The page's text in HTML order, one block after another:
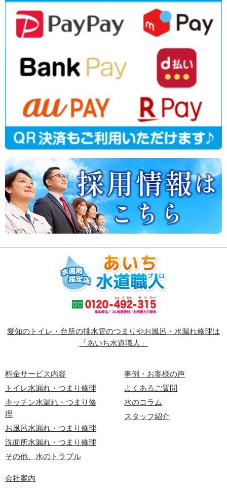
愛知のトイレ・台所の排水管のつまりやお風呂・水漏れ修理は
「あいち水道職人」
料金サービス内容
トイレ水漏れ・つまり修理
キッチン水漏れ・つまり修
理
お風呂水漏れ・つまり修理
洗面所水漏れ・つまり修理
その他、水のトラブル
事例・お客様の声
よくあるご質問
水のコラム
スタッフ紹介
会社案内